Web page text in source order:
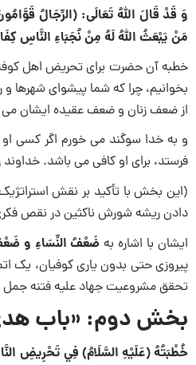
وَ قَدْ قَالَ اللَّهُ تَعَالَى: ﴿الرِّجَالُ
مَنْ يَبْعَثُ اللَّهُ لَهُ مِنْ نُجَبَاءِ النَّاسِ
خطبه آن حضرت برای تحریض اهل کوفه
بخوانیم، چرا که شما پیشوای
از ضعف زنان و ضعف عقیده ایشان می
و به خدا سوگند می خورم اگر کسی او
فرستد، برای او کافی می باشد. خداوند
(این بخش با تأکید بر نقش
دادن ریشه شورش ناکثین در نقص
ایشان با اشاره به ضَعْفُ النِّسَاءِ و
پیروزی حتی بدون یاری کوفیان،
تحقق مشروعیت جهاد علیه فتنه
بخش دوم: «باب
خُطْبَتُهُ (عَلَيْهِ السَّلَامُ) فِي تَحْرِيضِ